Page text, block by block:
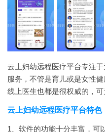
云上妇幼远程医疗平台专注
服务，不管是育儿或是女性
线上医生也都是很权威的，
云上妇幼远程医疗平台特色
1、软件的功能十分丰富，可